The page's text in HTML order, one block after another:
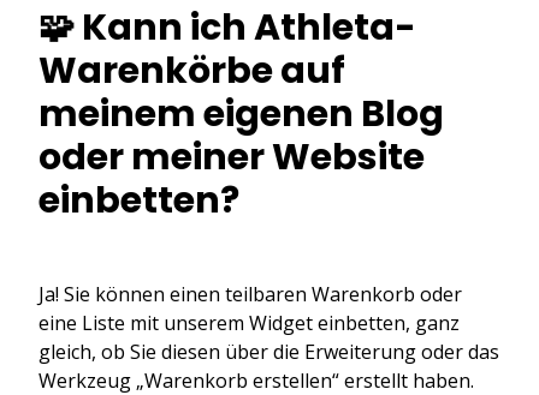
🧩 Kann ich Athleta-
Warenkörbe auf
meinem eigenen Blog
oder meiner Website
einbetten?
Ja! Sie können einen teilbaren Warenkorb oder
eine Liste mit unserem Widget einbetten, ganz
gleich, ob Sie diesen über die Erweiterung oder das
Werkzeug „Warenkorb erstellen“ erstellt haben.